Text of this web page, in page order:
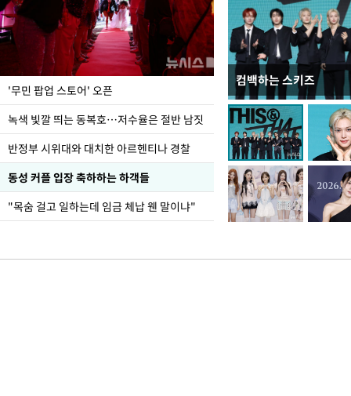
'무민 팝업 스토어' 오픈
녹색 빛깔 띄는 동복호…저수율은 절반 남짓
반정부 시위대와 대치한 아르헨티나 경찰
동성 커플 입장 축하하는 하객들
"목숨 걸고 일하는데 임금 체납 웬 말이냐"
컴백하는 스키즈
지석천 뒤덮은 개구리